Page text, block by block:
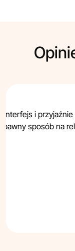
interfejs i przyjaźnie
sposób na